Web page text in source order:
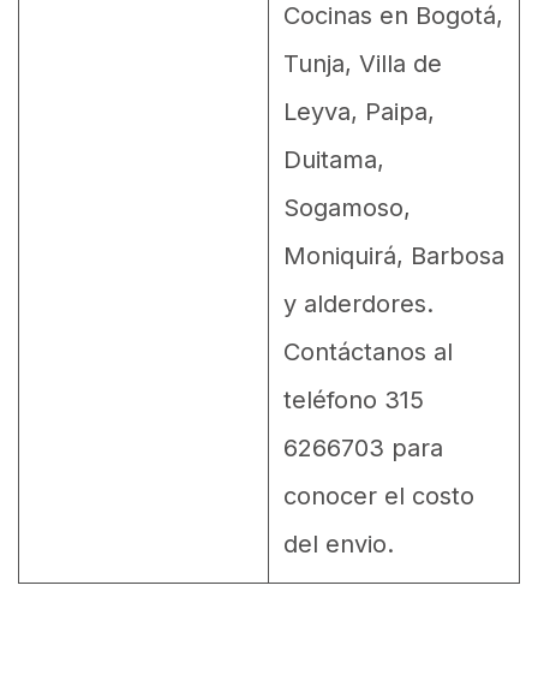
Cocinas en Bogotá,
Tunja, Villa de
Leyva, Paipa,
Duitama,
Sogamoso,
Moniquirá, Barbosa
y alderdores.
Contáctanos al
teléfono 315
6266703 para
conocer el costo
del envio.